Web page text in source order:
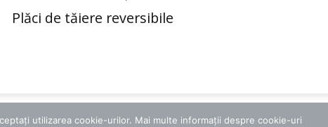
Plăci de tăiere reversibile
utilizarea cookie-urilor. Mai multe informații despre cookie-uri